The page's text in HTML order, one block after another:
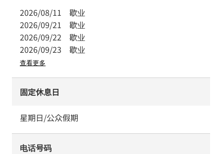
2026/08/11 歇业
2026/09/21 歇业
2026/09/22 歇业
2026/09/23 歇业
查看更多
固定休息日
星期日/公众假期
电话号码